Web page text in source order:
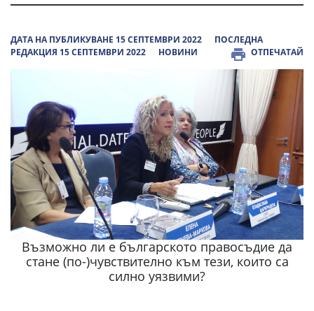
ДАТА НА ПУБЛИКУВАНЕ 15 СЕПТЕМВРИ 2022
ПОСЛЕДНА
РЕДАКЦИЯ 15 СЕПТЕМВРИ 2022
НОВИНИ ОТПЕЧАТАЙ
Възможно ли е българското правосъдие да
стане (по-)чувствително към тези, които са
силно уязвими?